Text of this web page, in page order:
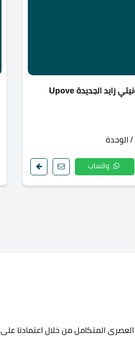
كمبوند ابوف كوميونيتي زايد الجديدة Upove
/ الوحدة
واتساب
المتكامل من خلال اعتمادنا على